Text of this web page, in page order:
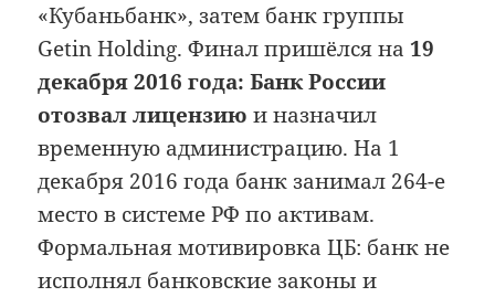
«Кубаньбанк», затем банк группы
Getin Holding. Финал пришёлся на 19
декабря 2016 года: Банк России
отозвал лицензию и назначил
временную администрацию. На 1
декабря 2016 года банк занимал 264-е
место в системе РФ по активам.
Формальная мотивировка ЦБ: банк не
исполнял банковские законы и